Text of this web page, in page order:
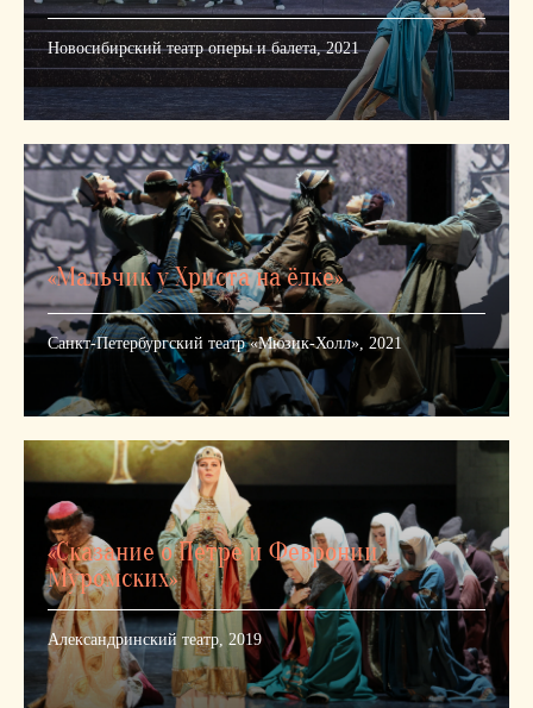
Новосибирский театр оперы и балета, 2021
«Мальчик у Христа на ёлке»
Санкт-Петербургский театр «Мюзик-Холл», 2021
«Сказание о Петре и Февронии
Муромских»
Александринский театр, 2019